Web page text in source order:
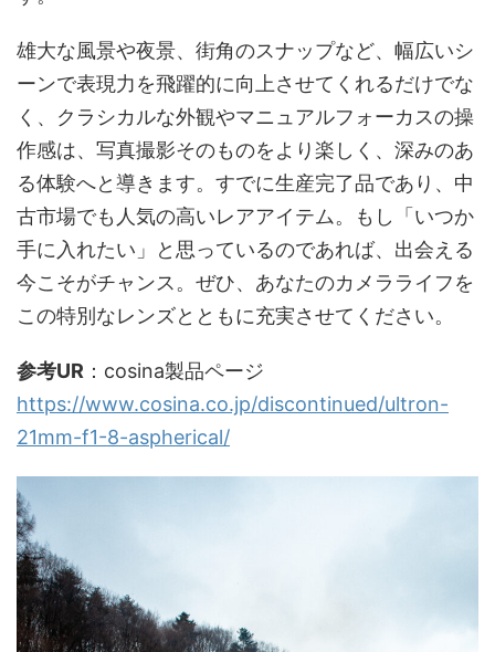
雄大な風景や夜景、街角のスナップなど、幅広いシ
ーンで表現力を飛躍的に向上させてくれるだけでな
く、クラシカルな外観やマニュアルフォーカスの操
作感は、写真撮影そのものをより楽しく、深みのあ
る体験へと導きます。すでに生産完了品であり、中
古市場でも人気の高いレアアイテム。もし「いつか
手に入れたい」と思っているのであれば、出会える
今こそがチャンス。ぜひ、あなたのカメラライフを
この特別なレンズとともに充実させてください。
参考UR ：cosina製品ページ
https://www.cosina.co.jp/discontinued/ultron-
21mm-f1-8-aspherical/